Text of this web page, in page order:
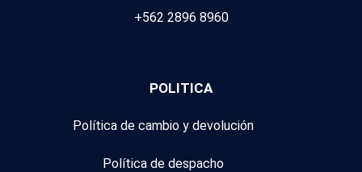
+562 2896 8960
POLITICA
Política de cambio y devolución
Política de despacho